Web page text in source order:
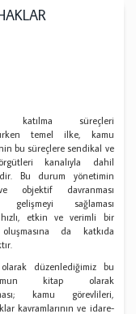
katılma süreçleri
temel ilke, kamu
bu süreçlere sendikal ve
kanalıyla dahil
Bu durum yönetimin
objektif davranması
gelişmeyi sağlaması
hızlı, etkin ve verimli bir
da katkıda
düzenlediğimiz bu
kitap olarak
kamu görevlileri,
kavramlarının ve idare-